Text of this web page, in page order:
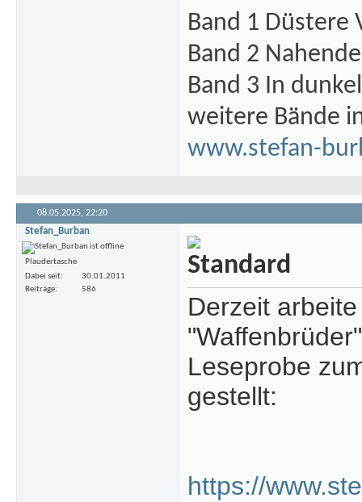
Band 1 Düstere
Band 2
Band 3 In
weitere Bände
www.stefan-
08.05.2025, 22:20
Stefan_Burban
Plaudertasche
Dabei seit
30.01.2011
Beiträge
586
Derzeit
Leseprobe
gestellt:
https://